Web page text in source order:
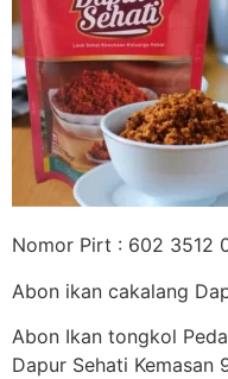
Nomor Pirt : 602 3512
Abon ikan cakalang
Abon Ikan tongkol
Dapur Sehati